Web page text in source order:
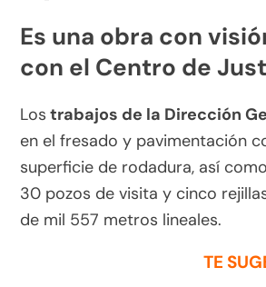
Es una obra con
con el Centro de
Los trabajos de la Dirección
en el fresado y pavimentación
superficie de rodadura, así
30 pozos de visita y cinco
de mil 557 metros lineales.
TE